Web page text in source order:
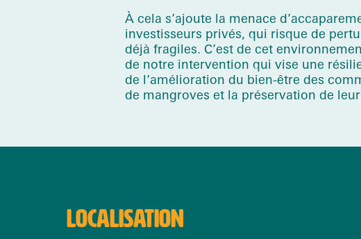
À cela s’ajoute la menace
investisseurs privés, qui risque de
déjà fragiles. C’est de cet
de notre intervention qui vise une
de l’amélioration du bien-être des
de mangroves et la préservation de
LOCALISATION